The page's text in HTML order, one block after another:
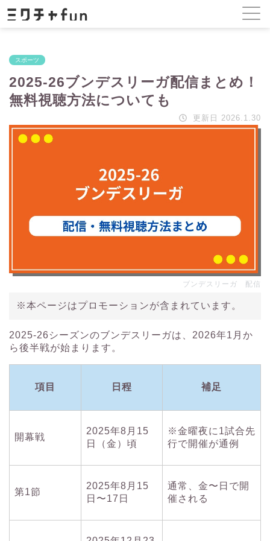
スポーツ
2025-26ブンデスリーガ配信まとめ！
無料視聴方法についても
更新日 2026.1.30
ブンデスリーガ 配信
※本ページはプロモーションが含まれています。
2025-26シーズンのブンデスリーガは、2026年1月か
ら後半戦が始まります。
項目 日程 補足
開幕戦
2025年8月15
日（金）頃
※金曜夜に1試合先
行で開催が通例
第1節
2025年8月15
日〜17日
通常、金〜日で開
催される